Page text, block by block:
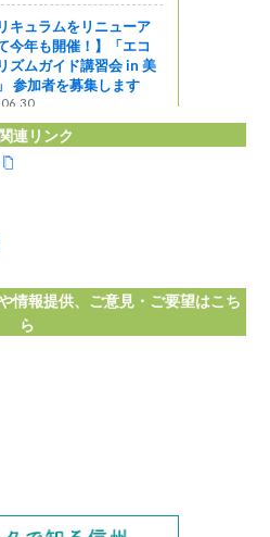
キュラムをリニューア
今年も開催！】「エコ
ズムガイド講習会 in 美
参加者を募集します
関連リンク
情報提供、ご意見・ご要望はこち
ら